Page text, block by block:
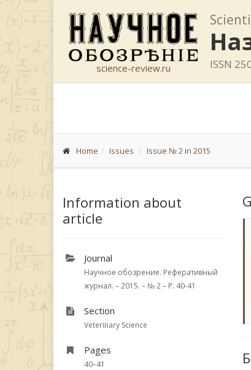
science-review.ru ISSN
Home Issues Issue № 2 in 2015
Information about
article
Journal
Научное обозрение. Реферативный
журнал. – 2015. – № 2 – P. 40-41
Section
Veterinary Science
Pages
40–41